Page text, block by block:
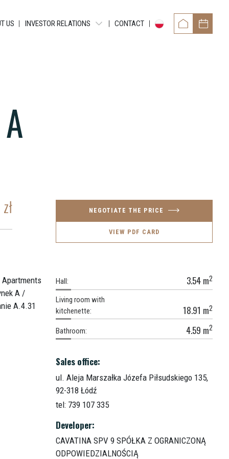
US INVESTOR RELATIONS CONTACT
zł NEGOTIATE THE PRICE
VIEW PDF CARD
Hall: 3.54 m2
Living room with
kitchenette:
18.91 m2
Bathroom: 4.59 m2
Sales office:
ul. Aleja Marszałka Józefa Piłsudskiego 135,
92-318 Łódź
tel: 739 107 335
Developer:
CAVATINA SPV 9 SPÓŁKA Z OGRANICZONĄ
ODPOWIEDZIALNOŚCIĄ